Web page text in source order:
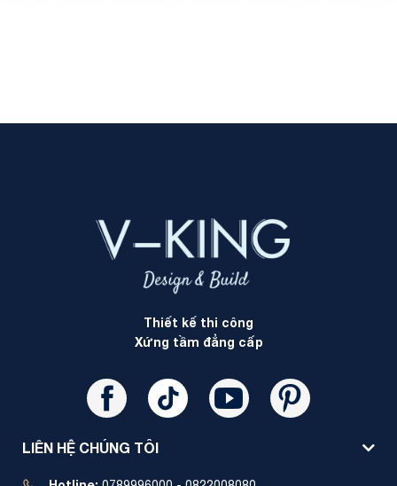
Thiết kế thi công
Xứng tầm đẳng cấp
LIÊN HỆ CHÚNG TÔI